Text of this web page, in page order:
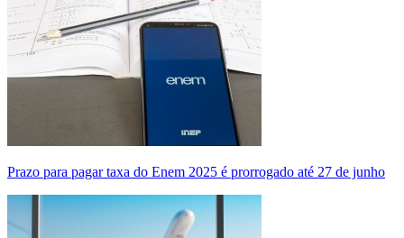
Prazo para pagar taxa do Enem 2025 é prorrogado até 27 de junho